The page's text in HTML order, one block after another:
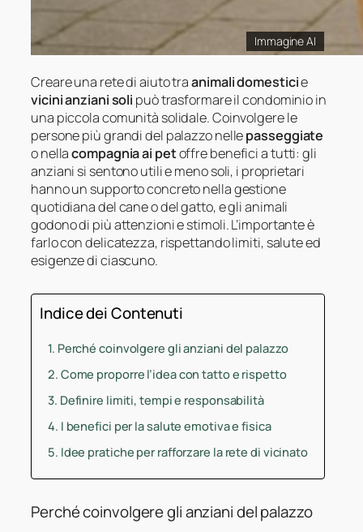
Immagine AI
Creare una rete di aiuto traanimali domesticie
vicini anziani soli può trasformare il condominio in
una piccola comunità solidale. Coinvolgere le
persone più grandi del palazzo nellepasseggiate
o nellacompagnia ai petoffre benefici a tutti: gli
anziani si sentono utili e meno soli, i proprietari
hanno un supporto concreto nella gestione
quotidiana del cane o del gatto, e gli animali
godono di più attenzioni e stimoli. L’importante è
farlo con delicatezza, rispettando limiti, salute ed
esigenze di ciascuno.
Indice dei Contenuti
Perché coinvolgere gli anziani del palazzo
Come proporre l’idea con tatto e rispetto
Definire limiti, tempi e responsabilità
I benefici per la salute emotiva e fisica
Idee pratiche per rafforzare la rete di vicinato
Perché coinvolgere gli anziani del palazzo